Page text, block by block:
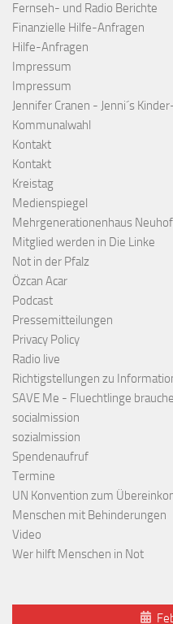
Fernseh- und Radio Berichte
Finanzielle Hilfe-Anfragen
Hilfe-Anfragen
Impressum
Impressum
Jennifer Cranen - Jenni´s
Kommunalwahl
Kontakt
Kontakt
Kreistag
Medienspiegel
Mehrgenerationenhaus
Mitglied werden in Die Linke
Not in der Pfalz
Özcan Acar
Podcast
Pressemitteilungen
Privacy Policy
Radio live
Richtigstellungen zu
SAVE Me - Fluechtlinge
socialmission
sozialmission
Spendenaufruf
Termine
UN Konvention zum
Menschen mit Behinderungen
Video
Wer hilft Menschen in Not